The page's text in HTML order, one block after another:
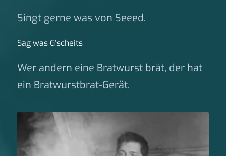
Singt gerne was von Seeed.
Sag was G‘scheits
Wer andern eine Bratwurst brät, der hat
ein Bratwurstbrat-Gerät.